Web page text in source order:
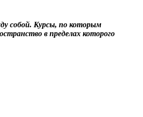
собой. Курсы, по которым
в пределах которого